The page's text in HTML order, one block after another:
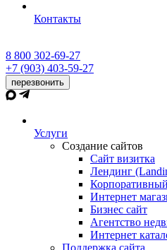
Контакты
8 800 302-69-27
+7 (903) 403-59-27
перезвонить
Услуги
Создание сайтов
Сайт визитка
Лендинг
Интернет
Бизнес сайт
Агентство
Интернет
Поддержка сайта